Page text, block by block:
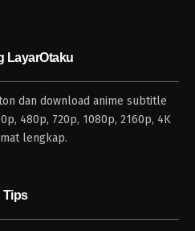
LayarOtaku
dan download anime subtitle
480p, 720p, 1080p, 2160p, 4K
lengkap.
Tips